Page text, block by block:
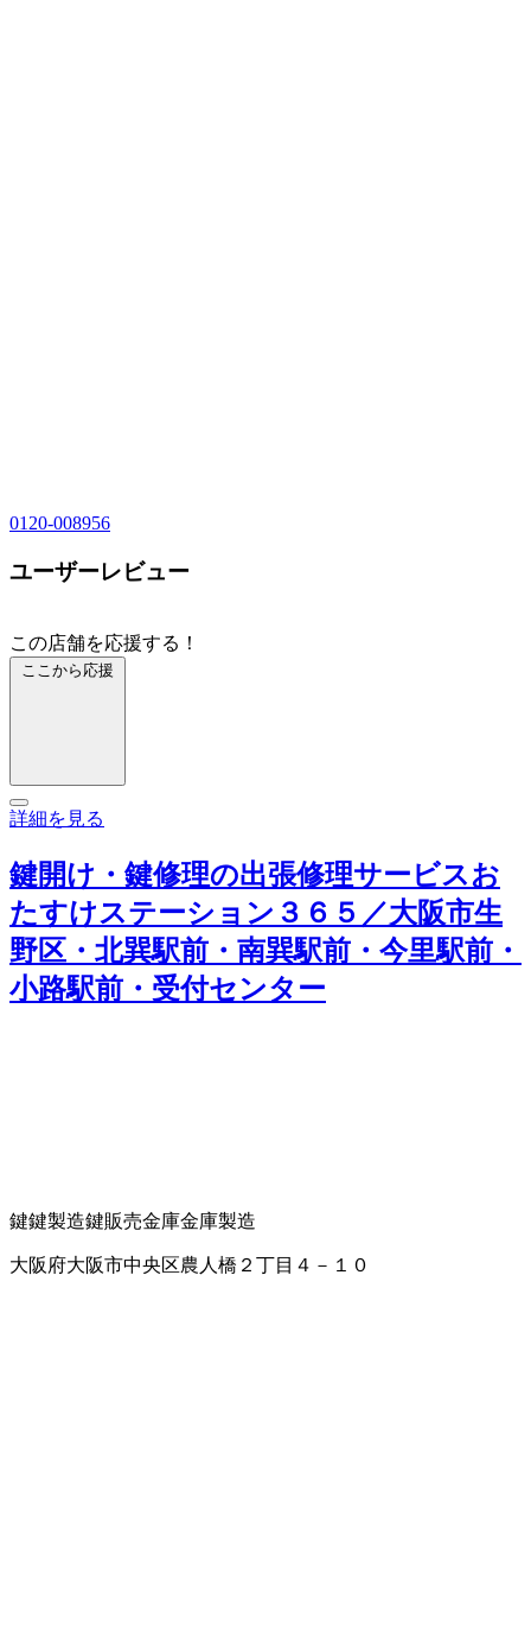
0120-008956
ユーザーレビュー
この店舗を応援する！
ここから応援
詳細を見る
鍵開け・鍵修理の出張修理サービスお
たすけステーション３６５／大阪市生
野区・北巽駅前・南巽駅前・今里駅前・
小路駅前・受付センター
鍵鍵製造鍵販売金庫金庫製造
大阪府大阪市中央区農人橋２丁目４－１０